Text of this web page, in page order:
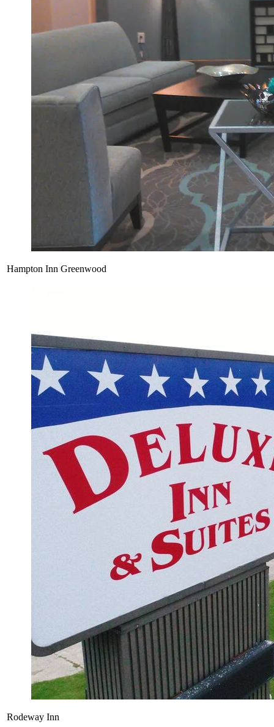
Hampton Inn Greenwood
Rodeway Inn